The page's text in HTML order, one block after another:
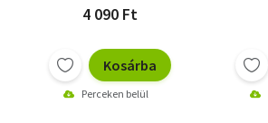
4 090 Ft
Kosárba
Perceken belül